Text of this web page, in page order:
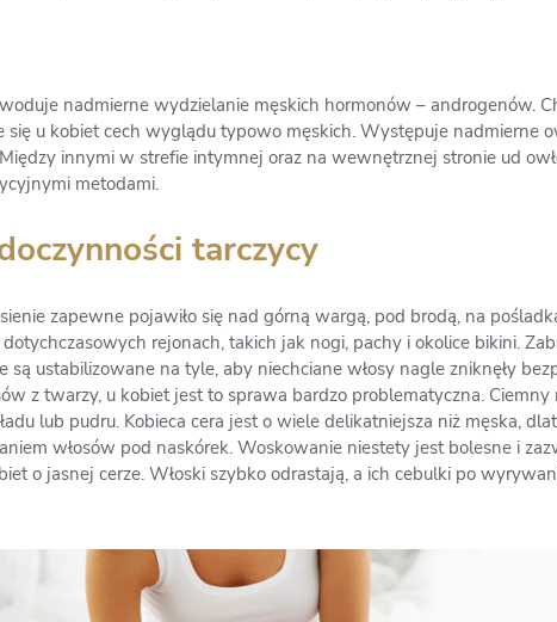
nadmierne wydzielanie męskich hormonów – androgenów.
u kobiet cech wyglądu typowo męskich. Występuje nadmierne
innymi w strefie intymnej oraz na wewnętrznej stronie ud
metodami.
tarczycy
zapewne pojawiło się nad górną wargą, pod brodą, na
rejonach, takich jak nogi, pachy i okolice bikini.
ustabilizowane na tyle, aby niechciane włosy nagle zniknęły
z twarzy, u kobiet jest to sprawa bardzo problematyczna. Ciemny
lub pudru. Kobieca cera jest o wiele delikatniejsza niż męska,
włosów pod naskórek. Woskowanie niestety jest bolesne i
o jasnej cerze. Włoski szybko odrastają, a ich cebulki po